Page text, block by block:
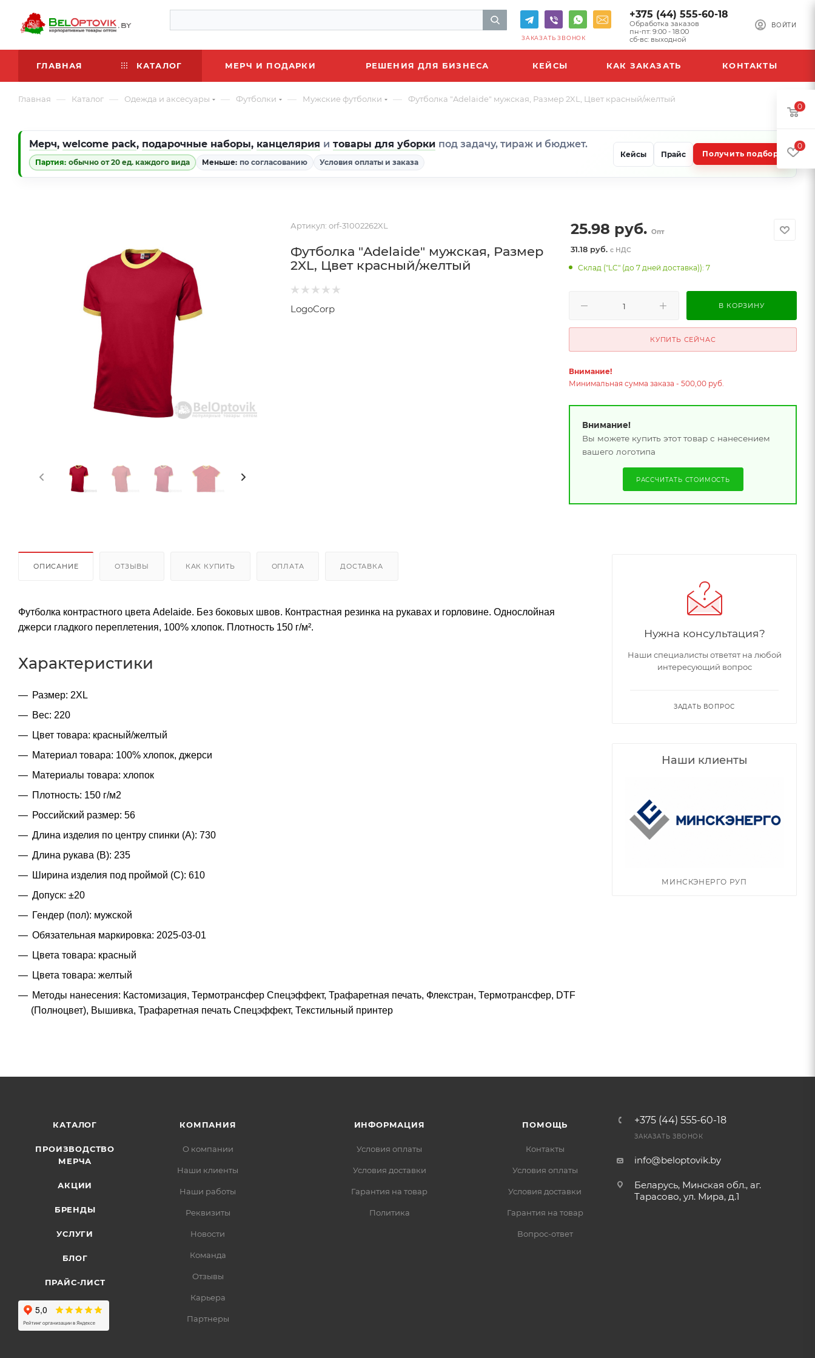
ВОЙТИ
+375 (44) 555-60-18
Обработка заказов
пн-пт: 9:00 - 18:00
сб-вс: выходной
ЗАКАЗАТЬ ЗВОНОК
ГЛАВНАЯ КАТАЛОГ МЕРЧ И ПОДАРКИ РЕШЕНИЯ ДЛЯ БИЗНЕСА КЕЙСЫ КАК ЗАКАЗАТЬ КОНТАКТЫ
Главная — Каталог — Одежда и аксесуары — Футболки — Мужские футболки — Футболка "Adelaide" мужская, Размер 2XL, Цвет красный/желтый
Мерч, welcome pack, подарочные наборы, канцелярия и товары для уборки под задачу, тираж и бюджет.
Партия: обычно от 20 ед. каждого вида Меньше: по согласованию Условия оплаты и заказа
Кейсы Прайс Получить подбор
Артикул: orf-31002262XL
Футболка "Adelaide" мужская, Размер
2XL, Цвет красный/желтый
LogoCorp
25.98 руб. Опт
31.18 руб.с НДС
Склад ("LC" (до 7 дней доставка)): 7
В КОРЗИНУ
КУПИТЬ СЕЙЧАС
Внимание!
Минимальная сумма заказа - 500,00 руб.
Внимание!
Вы можете купить этот товар с нанесением
вашего логотипа
РАССЧИТАТЬ СТОИМОСТЬ
ОПИСАНИЕ ОТЗЫВЫ КАК КУПИТЬ ОПЛАТА ДОСТАВКА
Футболка контрастного цвета Adelaide. Без боковых швов. Контрастная резинка на рукавах и горловине. Однослойная
джерси гладкого переплетения, 100% хлопок. Плотность 150 г/м².
Характеристики
Размер: 2XL
Вес: 220
Цвет товара: красный/желтый
Материал товара: 100% хлопок, джерси
Материалы товара: хлопок
Плотность: 150 г/м2
Российский размер: 56
Длина изделия по центру спинки (A): 730
Длина рукава (B): 235
Ширина изделия под проймой (С): 610
Допуск: ±20
Гендер (пол): мужской
Обязательная маркировка: 2025-03-01
Цвета товара: красный
Цвета товара: желтый
Методы нанесения: Кастомизация, Термотрансфер Спецэффект, Трафаретная печать, Флекстран, Термотрансфер, DTF
(Полноцвет), Вышивка, Трафаретная печать Спецэффект, Текстильный принтер
Нужна консультация?
Наши специалисты ответят на любой
интересующий вопрос
ЗАДАТЬ ВОПРОС
Наши клиенты
МИНСКЭНЕРГО РУП
КАТАЛОГ
ПРОИЗВОДСТВО
МЕРЧА
АКЦИИ
БРЕНДЫ
УСЛУГИ
БЛОГ
ПРАЙС-ЛИСТ
КОМПАНИЯ
О компании
Наши клиенты
Наши работы
Реквизиты
Новости
Команда
Отзывы
Карьера
Партнеры
ИНФОРМАЦИЯ
Условия оплаты
Условия доставки
Гарантия на товар
Политика
ПОМОЩЬ
Контакты
Условия оплаты
Условия доставки
Гарантия на товар
Вопрос-ответ
+375 (44) 555-60-18
ЗАКАЗАТЬ ЗВОНОК
info@beloptovik.by
Беларусь, Минская обл., аг.
Тарасово, ул. Мира, д.1
0
0